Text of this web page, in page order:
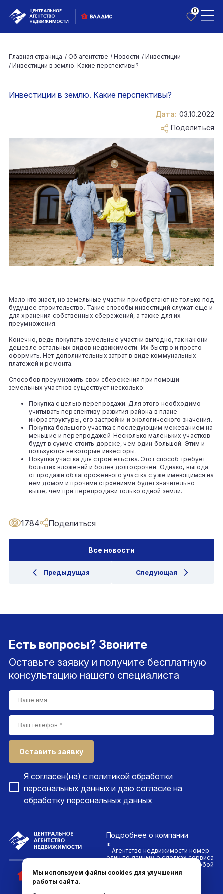
0
Главная страница / Об агентстве / Новости / Инвестиции
/ Инвестиции в землю. Какие перспективы?
Инвестиции в землю. Какие перспективы?
Мало кто знает, но земельные участки приобретают не только под
будущее строительство. Такие способы инвестиций служат еще и
для хранения собственных сбережений, а также для их
преумножения.
Конечно, ведь покупать земельные участки выгодно, так как они
дешевле остальных видов недвижимости. Их быстро и просто
оформить. Нет дополнительных затрат в виде коммунальных
платежей и ремонта.
Способов преумножить свои сбережения при помощи
земельных участков существует несколько:
Покупка с целью перепродажи. Для этого необходимо
учитывать перспективу развития района в плане
инфраструктуры, его застройки и экологического значения.
Покупка большого участка с последующим межеванием на
меньшие и перепродажей. Несколько маленьких участков
будут в сумме стоить дороже, чем один большой. Этим и
пользуются некоторые инвесторы.
Покупка участка для строительства. Этот способ требует
больших вложений и более долгосрочен. Однако, выгода
от продажи облагороженного участка с уже имеющимся на
нем домом и прочими строениями будет значительно
выше, чем при перепродажи только одной земли.
Дата: 03.10.2022
Поделиться
Все новости
Предыдущая Следующая
1784 Поделиться
Есть вопросы? Звоните
Оставьте заявку и получите бесплатную
консультацию нашего специалиста
Оставить заявку
Я согласен(на) с политикой обработки
персональных данных и даю согласие на
обработку персональных данных
Подробнее о компании
* Агентство недвижимости номер
один по данным о сделках сервиса
ДомКлик. Проводим сделки любой
сложности и гарантируем
безопасность каждого клиента
Мы используем файлы cookies для улучшения
работы сайта.